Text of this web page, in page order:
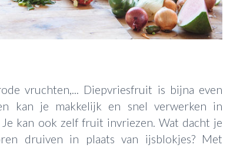
vruchten,... Diepvriesfruit is bijna even
kan je makkelijk en snel verwerken in
kan ook zelf fruit invriezen. Wat dacht je
druiven in plaats van ijsblokjes? Met